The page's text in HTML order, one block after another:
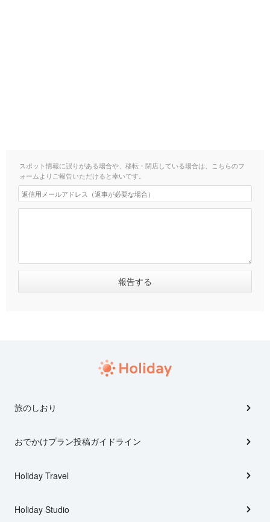
スポット情報に誤りがある場合や、移転・閉店している場合は、こちらのフ
ォームよりご報告いただけると幸いです。
旅のしおり
おでかけプラン投稿ガイドライン
Holiday Travel
Holiday Studio